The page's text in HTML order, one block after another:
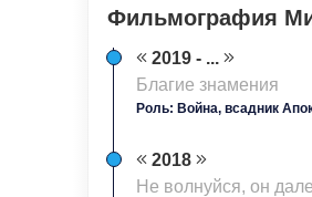
Фильмография
2019 - ...
Благие знамения
Роль: Война, всадник
2018
Не волнуйся, он